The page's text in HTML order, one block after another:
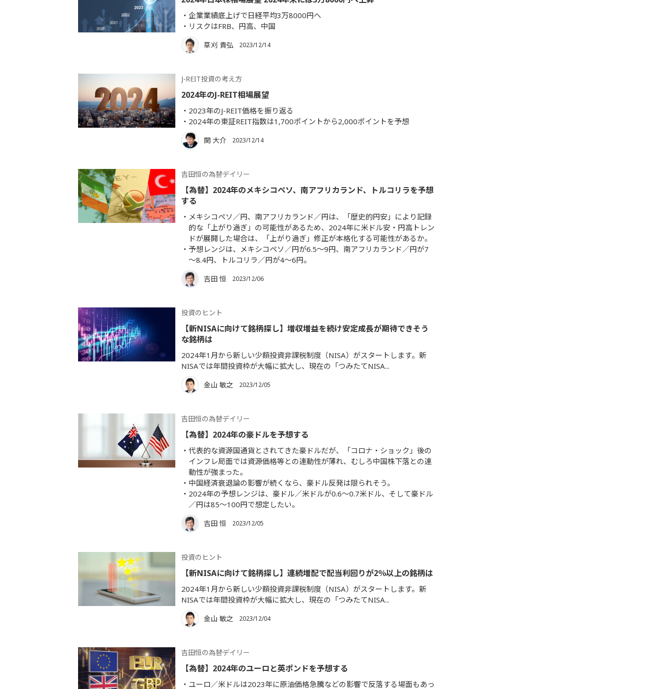
企業業績底上げで日経平均3万8000円へ
リスクはFRB、円高、中国
草刈 貴弘 2023/12/14
J-REIT投資の考え方
2024年のJ-REIT相場展望
2023年のJ-REIT価格を振り返る
2024年の東証REIT指数は1,700ポイントから2,000ポイントを予想
関 大介 2023/12/14
吉田恒の為替デイリー
【為替】2024年のメキシコペソ、南アフリカランド、トルコリラを予想
する
メキシコペソ／円、南アフリカランド／円は、「歴史的円安」により記録
的な「上がり過ぎ」の可能性があるため、2024年に米ドル安・円高トレン
ドが展開した場合は、「上がり過ぎ」修正が本格化する可能性があるか。
予想レンジは、メキシコペソ／円が6.5～9円、南アフリカランド／円が7
～8.4円、トルコリラ／円が4～6円。
吉田 恒 2023/12/06
投資のヒント
【新NISAに向けて銘柄探し】増収増益を続け安定成長が期待できそう
な銘柄は
2024年1月から新しい少額投資非課税制度（NISA）がスタートします。新
NISAでは年間投資枠が大幅に拡大し、現在の「つみたてNISA...
金山 敏之 2023/12/05
吉田恒の為替デイリー
【為替】2024年の豪ドルを予想する
代表的な資源国通貨とされてきた豪ドルだが、「コロナ・ショック」後の
インフレ局面では資源価格等との連動性が薄れ、むしろ中国株下落との連
動性が強まった。
中国経済衰退論の影響が続くなら、豪ドル反発は限られそう。
2024年の予想レンジは、豪ドル／米ドルが0.6～0.7米ドル、そして豪ドル
／円は85～100円で想定したい。
吉田 恒 2023/12/05
投資のヒント
【新NISAに向けて銘柄探し】連続増配で配当利回りが2％以上の銘柄は
2024年1月から新しい少額投資非課税制度（NISA）がスタートします。新
NISAでは年間投資枠が大幅に拡大し、現在の「つみたてNISA...
金山 敏之 2023/12/04
吉田恒の為替デイリー
【為替】2024年のユーロと英ポンドを予想する
ユーロ／米ドルは2023年に原油価格急騰などの影響で反落する場面もあっ